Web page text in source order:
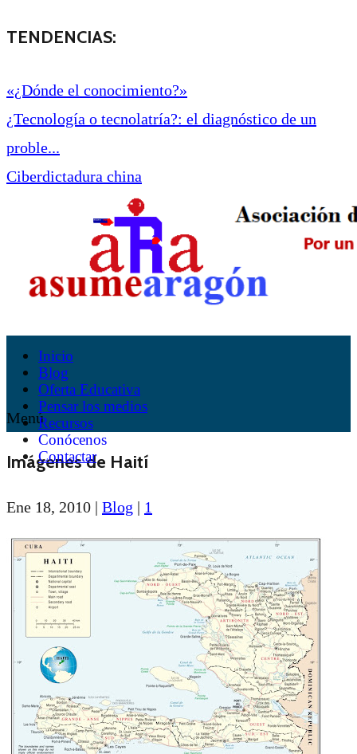
TENDENCIAS:
«¿Dónde el conocimiento?»
¿Tecnología o tecnolatría?: el diagnóstico de un
proble...
Ciberdictadura china
Inicio
Blog
Oferta Educativa
Pensar los medios
Recursos
Conócenos
Contactar
Menú
Imágenes de Haití
Ene 18, 2010 | Blog | 1